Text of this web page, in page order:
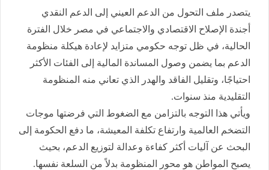
يتصدر ملف التحول من الدعم العيني إلى الدعم النقدي
أجندة الإصلاح الاقتصادي والاجتماعي في مصر خلال الفترة
الحالية، في ظل توجه حكومي متزايد لإعادة هيكلة منظومة
الدعم بما يضمن وصول المساندة المالية إلى الفئات الأكثر
احتياجًا، وتقليل الفاقد والهدر الذي تعاني منه المنظومة
التقليدية منذ سنوات.
ويأتي هذا التوجه بالتزامن مع الضغوط التي فرضتها موجات
التضخم العالمية وارتفاع تكلفة المعيشة، ما دفع الحكومة إلى
البحث عن آليات أكثر كفاءة وعدالة لتوزيع الدعم، بحيث
يصبح المواطن هو محور المنظومة بدلاً من السلعة نفسها.